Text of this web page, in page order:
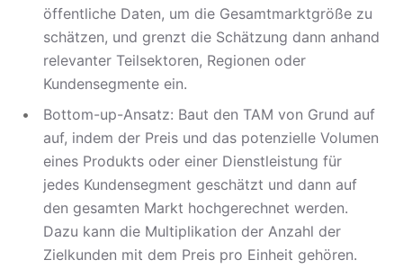
öffentliche Daten, um die Gesamtmarktgröße zu
schätzen, und grenzt die Schätzung dann anhand
relevanter Teilsektoren, Regionen oder
Kundensegmente ein.
Bottom-up-Ansatz: Baut den TAM von Grund auf
auf, indem der Preis und das potenzielle Volumen
eines Produkts oder einer Dienstleistung für
jedes Kundensegment geschätzt und dann auf
den gesamten Markt hochgerechnet werden.
Dazu kann die Multiplikation der Anzahl der
Zielkunden mit dem Preis pro Einheit gehören.